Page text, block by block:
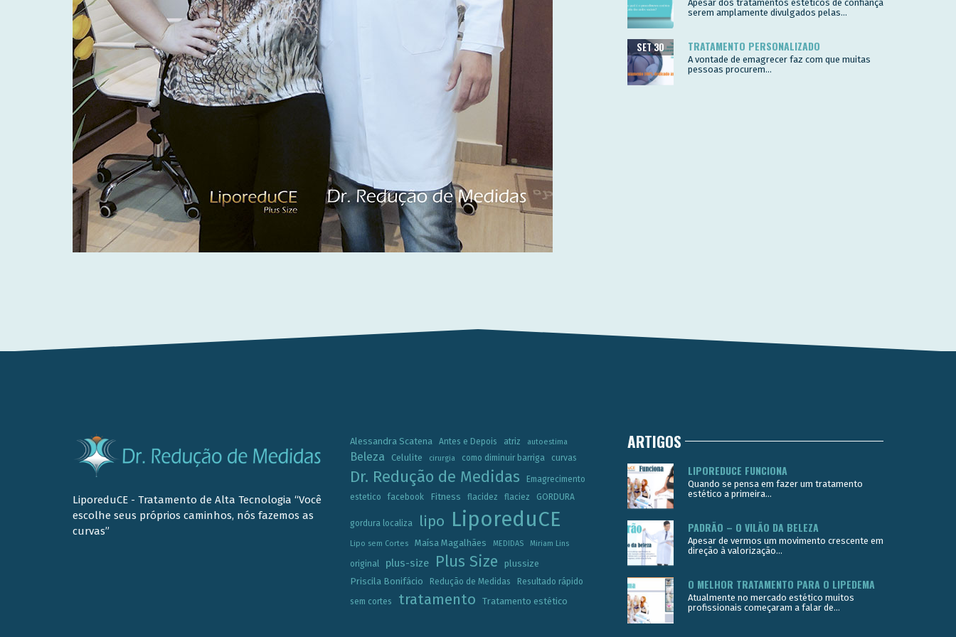
Apesar dos tratamentos estéticos de confiança
serem amplamente divulgados pelas...
TRATAMENTO PERSONALIZADO
SET 30
A vontade de emagrecer faz com que muitas
pessoas procurem...
LiporeduCE - Tratamento de Alta Tecnologia “Você
escolhe seus próprios caminhos, nós fazemos as
curvas”
Alessandra Scatena Antes e Depois atriz autoestima
Beleza Celulite cirurgia como diminuir barriga curvas
Dr. Redução de Medidas
Emagrecimento
estetico
facebook Fitness flacidez flaciez GORDURA
gordura localiza lipo LiporeduCE
Lipo sem Cortes Maísa Magalhães MEDIDAS Miriam Lins
original plus-size Plus Size
plussize
Priscila Bonifácio
Redução de Medidas
Resultado rápido
sem cortes
tratamento Tratamento estético
ARTIGOS
LIPOREDUCE FUNCIONA
Quando se pensa em fazer um tratamento
estético a primeira...
PADRÃO – O VILÃO DA BELEZA
Apesar de vermos um movimento crescente em
direção à valorização...
O MELHOR TRATAMENTO PARA O LIPEDEMA
Atualmente no mercado estético muitos
profissionais começaram a falar de...